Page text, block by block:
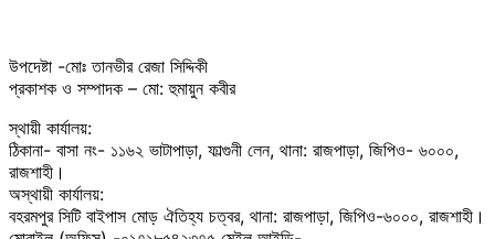
উপদেষ্টা -মোঃ তানভীর রেজা সিদ্দিকী
প্রকাশক ও সম্পাদক – মো: হুমায়ুন কবীর
স্থায়ী কার্যালয়:
ঠিকানা- বাসা নং- ১১৬২ ভাটাপাড়া, ফাল্গুনী লেন, থানা: রাজপাড়া, জিপিও- ৬০০০,
রাজশাহী।
অস্থায়ী কার্যালয়:
বহরমপুর সিটি বাইপাস মোড় ঐতিহ্য চত্বর, থানা: রাজপাড়া, জিপিও-৬০০০, রাজশাহী।